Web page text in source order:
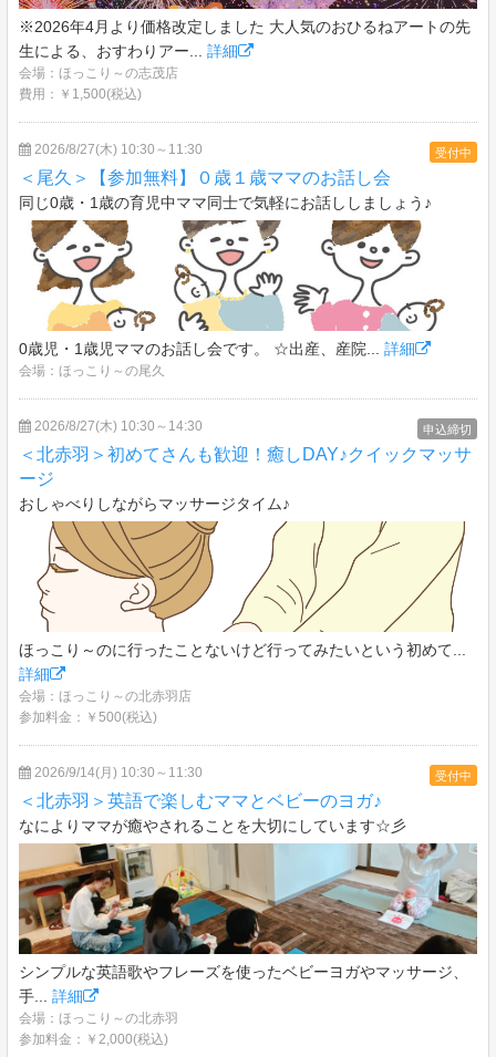
※2026年4月より価格改定しました 大人気のおひるねアートの先
生による、おすわりアー... 詳細
会場：ほっこり～の志茂店
費用：￥1,500(税込)
受付中
2026/8/27(木) 10:30～11:30
＜尾久＞【参加無料】０歳１歳ママのお話し会
同じ0歳・1歳の育児中ママ同士で気軽にお話ししましょう♪
0歳児・1歳児ママのお話し会です。 ☆出産、産院... 詳細
会場：ほっこり～の尾久
申込締切
2026/8/27(木) 10:30～14:30
＜北赤羽＞初めてさんも歓迎！癒しDAY♪クイックマッサ
ージ
おしゃべりしながらマッサージタイム♪
ほっこり～のに行ったことないけど行ってみたいという初めて...
詳細
会場：ほっこり～の北赤羽店
参加料金：￥500(税込)
受付中
2026/9/14(月) 10:30～11:30
＜北赤羽＞英語で楽しむママとベビーのヨガ♪
なによりママが癒やされることを大切にしています☆彡
シンプルな英語歌やフレーズを使ったベビーヨガやマッサージ、
手... 詳細
会場：ほっこり～の北赤羽
参加料金：￥2,000(税込)